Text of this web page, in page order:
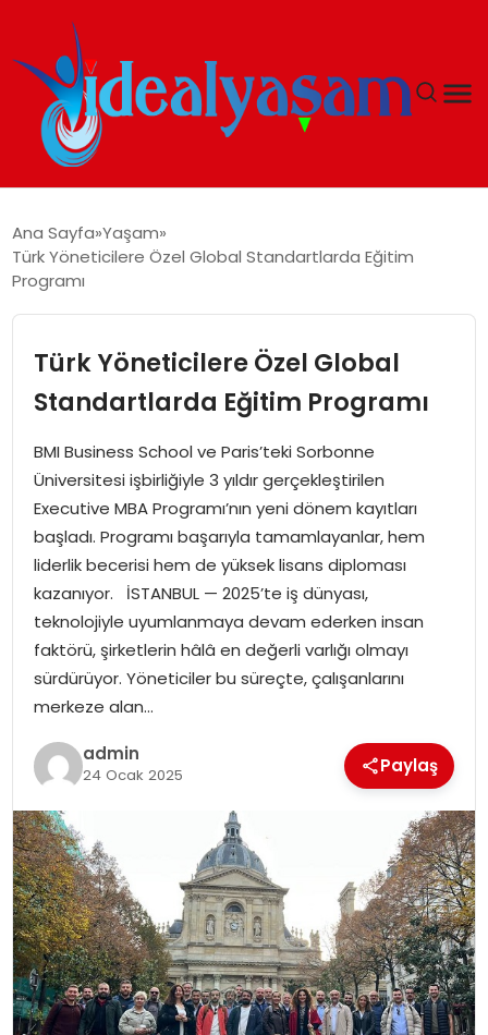
İDEAL SPOR
MAGAZIN
SAĞLIK
SOSYAL HABER
Ana Sayfa Yaşam
Türk Yöneticilere Özel Global Standartlarda Eğitim
Programı
Türk Yöneticilere Özel Global
Standartlarda Eğitim Programı
BMI Business School ve Paris’teki Sorbonne
Üniversitesi işbirliğiyle 3 yıldır gerçekleştirilen
Executive MBA Programı’nın yeni dönem kayıtları
başladı. Programı başarıyla tamamlayanlar, hem
liderlik becerisi hem de yüksek lisans diploması
kazanıyor. İSTANBUL — 2025’te iş dünyası,
teknolojiyle uyumlanmaya devam ederken insan
faktörü, şirketlerin hâlâ en değerli varlığı olmayı
sürdürüyor. Yöneticiler bu süreçte, çalışanlarını
merkeze alan…
admin
24 Ocak 2025 Paylaş